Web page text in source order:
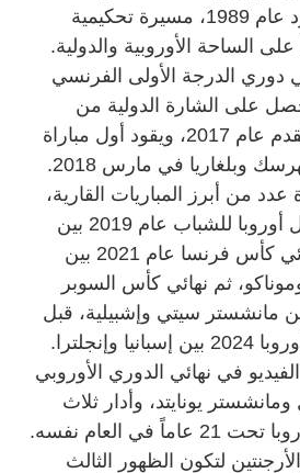
ويقود ليتكسير، المولود عام 1989، مسيرة تحكيمية
الساحة الأوروبية والدولية.
دوري الدرجة الأولى الفرنسي
أن يحصل على الشارة الدولية من
الاتحاد الدولي لكرة القدم عام 2017، ويقود أول مباراة
وبلغاريا في مارس 2018.
من أبرز المباريات القارية،
بينها نهائي دوري أبطال أوروبا للشباب عام 2019 بين
بورتو وتشيلسي، ونهائي كأس فرنسا عام 2021 بين
ثم نهائي كأس السوبر
عام 2023 بين مانشستر سيتي وإشبيلية، قبل
في نهائي الدوري الأوروبي
ومانشستر يونايتد، وأدار ثلاث
في العام نفسه.
لتكون الظهور الثالث